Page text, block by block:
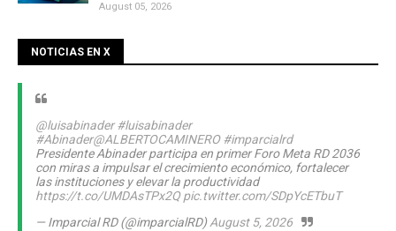
August 05, 2026
NOTICIAS EN X
@luisabinader #luisabinader
#Abinader@ALBERTOCAMINERO #imparcialrd
Presidente Abinader participa en primer Foro Meta RD 2036
con miras a impulsar el crecimiento económico, fortalecer
las instituciones y elevar la productividad
https://t.co/UMDAsTPx2Q pic.twitter.com/SDpYcETbuT
— Imparcial RD (@imparcialRD)August 5, 2026